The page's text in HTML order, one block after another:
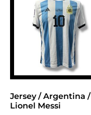
Jersey / Argentina /
Lionel Messi